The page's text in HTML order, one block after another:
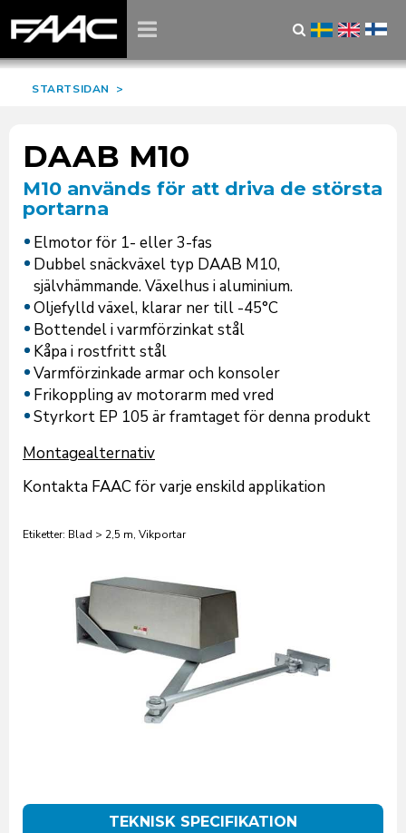
STARTSIDAN >
DAAB M10
M10 används för att driva de största
portarna
Elmotor för 1- eller 3-fas
Dubbel snäckväxel typ DAAB M10,
självhämmande. Växelhus i aluminium.
Oljefylld växel, klarar ner till -45°C
Bottendel i varmförzinkat stål
Kåpa i rostfritt stål
Varmförzinkade armar och konsoler
Frikoppling av motorarm med vred
Styrkort EP 105 är framtaget för denna produkt
Montagealternativ
Kontakta FAAC för varje enskild applikation
Etiketter: Blad > 2,5 m, Vikportar
TEKNISK SPECIFIKATION